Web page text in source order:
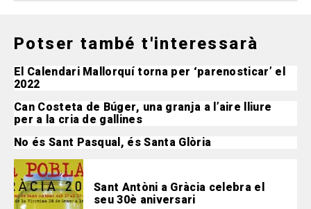
Potser també t'interessarà
El Calendari Mallorquí torna per ‘parenosticar’ el
2022
Can Costeta de Búger, una granja a l’aire lliure
per a la cria de gallines
No és Sant Pasqual, és Santa Glòria
Sant Antòni a Gràcia celebra el
seu 30è aniversari